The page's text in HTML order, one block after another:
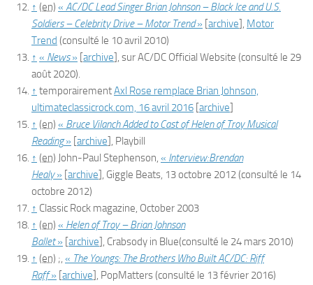
↑ (en) « AC/DC Lead Singer Brian Johnson – Black Ice and U.S.
Soldiers – Celebrity Drive – Motor Trend» [archive], Motor
Trend (consulté le 10 avril 2010)
↑ « News» [archive], surAC/DC Official Website (consulté le 29
août 2020).
↑ temporairementAxl Rose remplace Brian Johnson,
ultimateclassicrock.com, 16 avril 2016 [archive]
↑ (en) « Bruce Vilanch Added to Cast of Helen of Troy Musical
Reading» [archive], Playbill
↑ (en) John-Paul Stephenson, « Interview:Brendan
Healy» [archive], Giggle Beats, 13 octobre 2012(consulté le 14
octobre 2012)
↑ Classic Rock magazine, October 2003
↑ (en) « Helen of Troy – Brian Johnson
Ballet» [archive], Crabsody in Blue(consulté le 24 mars 2010)
↑ (en) ;, « The Youngs: The Brothers Who Built AC/DC: Riff
Raff» [archive], PopMatters(consulté le 13 février 2016)